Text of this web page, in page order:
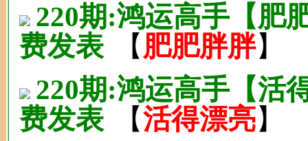
220期:鸿运高手【
费发表
【 肥肥胖胖】
220期:鸿运高手【
费发表
【活得漂亮】